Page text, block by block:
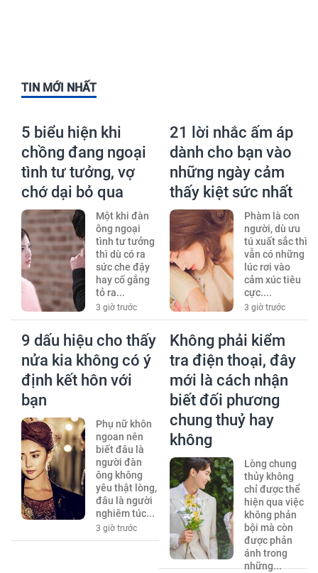
TIN MỚI NHẤT
5 biểu hiện khi
chồng đang ngoại
tình tư tưởng, vợ
chớ dại bỏ qua
Một khi đàn
ông ngoại
tình tư tưởng
thì dù có ra
sức che đậy
hay cố gắng
tỏ ra...
3 giờ trước
21 lời nhắc ấm áp
dành cho bạn vào
những ngày cảm
thấy kiệt sức nhất
Phàm là con
người, dù ưu
tú xuất sắc thì
vẫn có những
lúc rơi vào
cảm xúc tiêu
cực....
3 giờ trước
9 dấu hiệu cho thấy
nửa kia không có ý
định kết hôn với
bạn
Phụ nữ khôn
ngoan nên
biết đâu là
người đàn
ông không
yêu thật lòng,
đâu là người
nghiêm túc...
3 giờ trước
Không phải kiểm
tra điện thoại, đây
mới là cách nhận
biết đối phương
chung thuỷ hay
không
Lòng chung
thủy không
chỉ được thể
hiện qua việc
không phản
bội mà còn
được phản
ánh trong
những...